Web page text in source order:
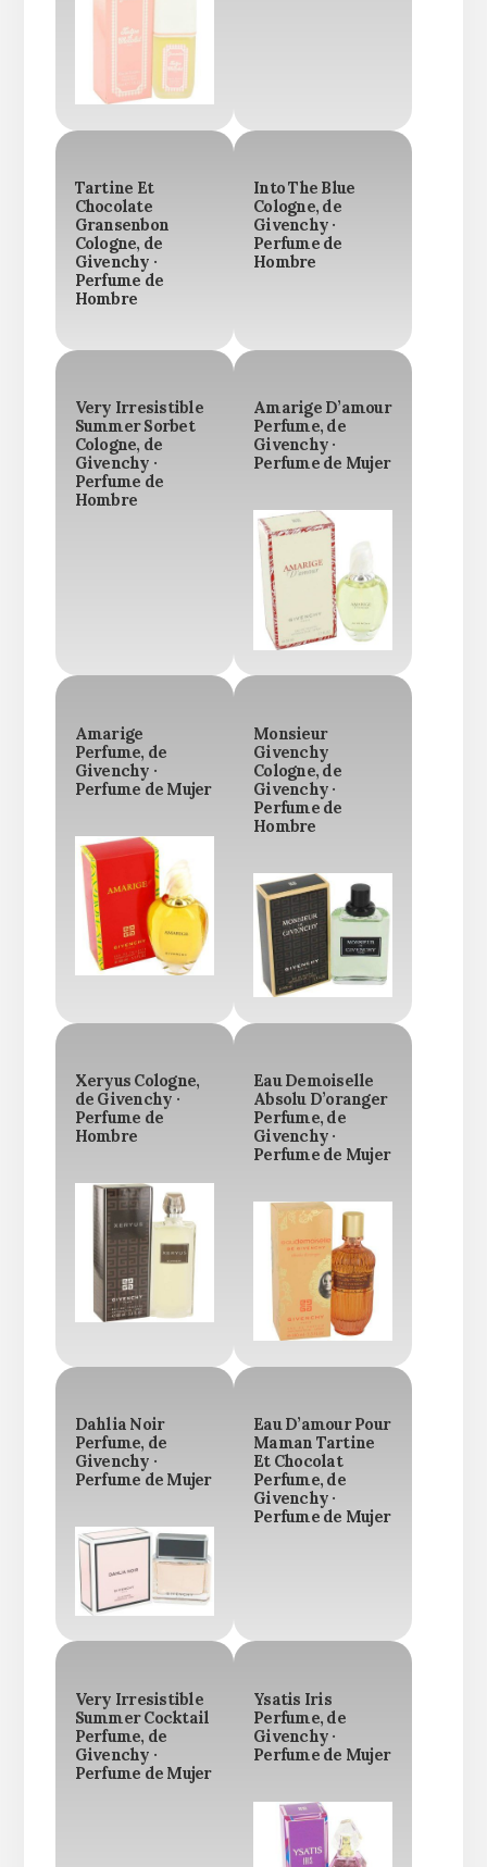
Tartine Et
Chocolate
Gransenbon
Cologne, de
Givenchy ·
Perfume de
Hombre
Into The Blue
Cologne, de
Givenchy ·
Perfume de
Hombre
Very Irresistible
Summer Sorbet
Cologne, de
Givenchy ·
Perfume de
Hombre
Amarige D’amour
Perfume, de
Givenchy ·
Perfume de Mujer
Amarige
Perfume, de
Givenchy ·
Perfume de Mujer
Monsieur
Givenchy
Cologne, de
Givenchy ·
Perfume de
Hombre
Xeryus Cologne,
de Givenchy ·
Perfume de
Hombre
Eau Demoiselle
Absolu D’oranger
Perfume, de
Givenchy ·
Perfume de Mujer
Dahlia Noir
Perfume, de
Givenchy ·
Perfume de Mujer
Eau D’amour Pour
Maman Tartine
Et Chocolat
Perfume, de
Givenchy ·
Perfume de Mujer
Very Irresistible
Summer Cocktail
Perfume, de
Givenchy ·
Perfume de Mujer
Ysatis Iris
Perfume, de
Givenchy ·
Perfume de Mujer